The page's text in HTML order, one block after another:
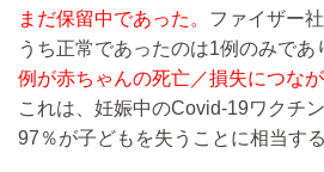
まだ保留中であった。 ファイザー
うち正常であったのは1例のみであ
例が赤ちゃんの死亡／損失につな
これは、妊娠中のCovid-19ワクチ
97％が子どもを失うことに相当する